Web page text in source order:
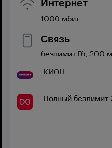
Интернет
1000 мбит
Связь
безлимитГб, 300
КИОН
Полный безлимит